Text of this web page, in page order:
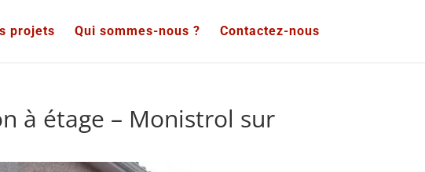
projets Qui sommes-nous ? Contactez-nous
à étage – Monistrol sur